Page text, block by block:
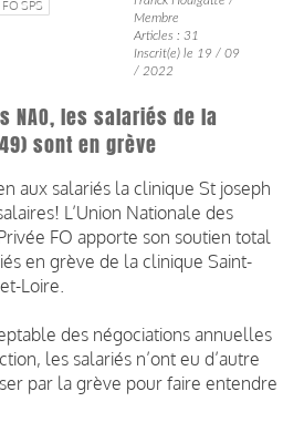
SPS
Membre
Articles : 31
Inscrit(e) le 19 / 09
/ 2022
NAO, les salariés de la
sont en grève
aux salariés la clinique St joseph
L’Union Nationale des
FO apporte son soutien total
en grève de la clinique Saint-
Loire.
des négociations annuelles
les salariés n’ont eu d’autre
par la grève pour faire entendre